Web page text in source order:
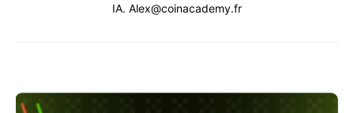
IA. Alex@coinacademy.fr